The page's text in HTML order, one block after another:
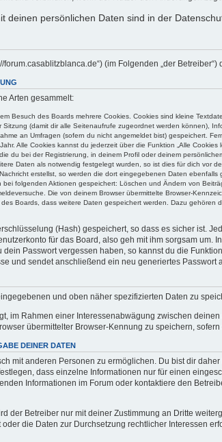
deinen persönlichen Daten sind in der
forum.casablitzblanca.de“) (im Folgenden „der
Arten gesammelt:
Besuch des Boards mehrere Cookies. Cookies sind kleine
(damit dir alle Seitenaufrufe zugeordnet werden können),
an Umfragen (sofern du nicht angemeldet bist) gespeichert.
Alle Cookies kannst du jederzeit über die Funktion „Alle Cookies
du bei der Registrierung, in deinem Profil oder deinem
Daten als notwendig festgelegt wurden, so ist dies für dich vor
erstellst, so werden die dort eingegebenen Daten
bei folgenden Aktionen gespeichert: Löschen und Ändern von
Die von deinem Browser übermittelte Browser-
Boards, dass weitere Daten gespeichert werden. Dazu
(Hash) gespeichert, so dass es sicher ist.
für das Board, also geh mit ihm sorgsam
Passwort vergessen haben, so kannst du die
und sendet anschließend ein neu generiertes
und oben näher spezifizierten Daten zu
im Rahmen einer Interessenabwägung zwischen
übermittelter Browser-Kennung zu speichern,
DEINER DATEN
mit anderen Personen zu ermöglichen. Du bist dir
dass einzelne Informationen nur für einen
Informationen im Forum oder kontaktiere den
der Betreiber nur mit deiner Zustimmung an Dritte
die Daten zur Durchsetzung rechtlicher Interessen